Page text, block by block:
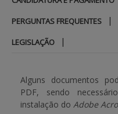
ESTATÍSTICAS
PAGAMENTOS
APOIO AO BENEFICIÁRIO
PERGUNTAS FREQUENTES |
LEGISLAÇÃO |
Alguns documentos
PDF, sendo
instalação do Adobe